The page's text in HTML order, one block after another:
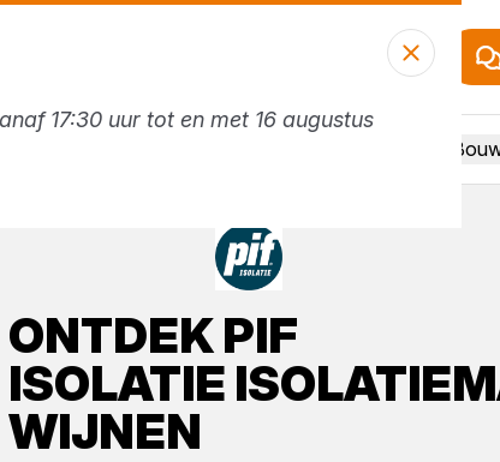
Over
ONTDEKPIF
ISOLATIE
WIJNEN
17:30 uur tot en met 16 augustus